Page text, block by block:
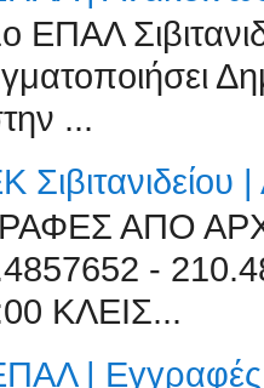
ΕΠΑΛ
...
Σιβιτανιδείου
ΑΠΟ
-
ΚΛΕΙΣ...
| Εγγραφές